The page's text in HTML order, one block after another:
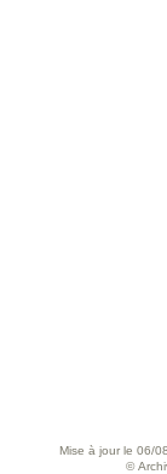
Mise à jour le 06/
©